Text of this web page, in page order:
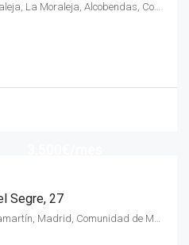
Calle Tomillo, El Soto de La Moraleja, La Moraleja, Alcobendas, Comunidad de Madrid, 28109, España
Segre, 27
27, Calle del Segre, El Viso, Chamartín, Madrid, Comunidad de Madrid, 28002, España